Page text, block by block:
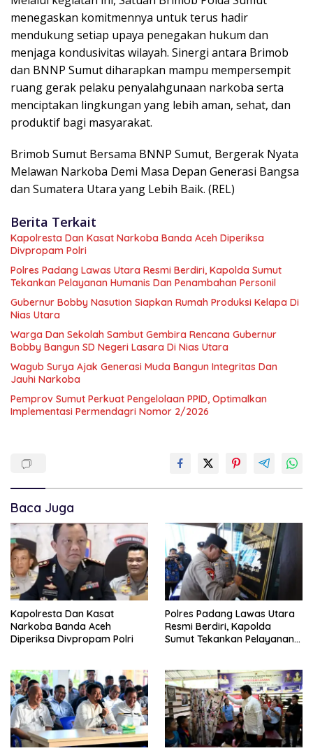
menegaskan komitmennya untuk terus hadir
mendukung setiap upaya penegakan hukum dan
menjaga kondusivitas wilayah. Sinergi antara Brimob
dan BNNP Sumut diharapkan mampu mempersempit
ruang gerak pelaku penyalahgunaan narkoba serta
menciptakan lingkungan yang lebih aman, sehat, dan
produktif bagi masyarakat.
Brimob Sumut Bersama BNNP Sumut, Bergerak Nyata
Melawan Narkoba Demi Masa Depan Generasi Bangsa
dan Sumatera Utara yang Lebih Baik. (REL)
Berita Terkait
Kapolresta Dan Kasat Narkoba Banda Aceh Diperiksa
Divpropam Polri
Polres Padang Lawas Utara Resmi Berdiri, Kapolda Sumut
Tekankan Pelayanan Humanis Dan Penambahan Personil
Gubernur Bobby Nasution Siapkan Rumah Produksi Kelapa Di
Nias Utara
Warga Dan Sekolah Sambut Gembira Rencana Gubernur
Bobby Bangun SD Negeri Lasara Di Nias Utara
Wagub Surya Ajak Generasi Muda Bangun Integritas Dan
Jauhi Narkoba
Pemprov Sumut Perkuat Pengelolaan PPID, Optimalkan
Implementasi Permendagri Nomor 2/2026
Baca Juga
Kapolresta Dan Kasat
Narkoba Banda Aceh
Diperiksa Divpropam Polri
Polres Padang Lawas Utara
Resmi Berdiri, Kapolda
Sumut Tekankan Pelayanan